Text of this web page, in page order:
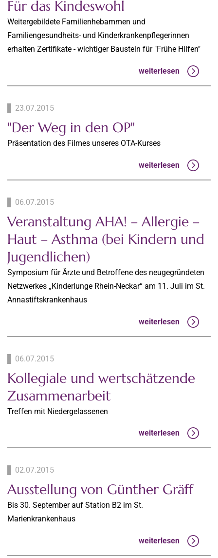
Für das Kindeswohl
Weitergebildete Familienhebammen und
Familiengesundheits- und Kinderkrankenpflegerinnen
erhalten Zertifikate - wichtiger Baustein für "Frühe Hilfen"
weiterlesen
23.07.2015
"Der Weg in den OP"
Präsentation des Filmes unseres OTA-Kurses
weiterlesen
06.07.2015
Veranstaltung AHA! – Allergie –
Haut – Asthma (bei Kindern und
Jugendlichen)
Symposium für Ärzte und Betroffene des neugegründeten
Netzwerkes „Kinderlunge Rhein-Neckar“ am 11. Juli im St.
Annastiftskrankenhaus
weiterlesen
06.07.2015
Kollegiale und wertschätzende
Zusammenarbeit
Treffen mit Niedergelassenen
weiterlesen
02.07.2015
Ausstellung von Günther Gräff
Bis 30. September auf Station B2 im St.
Marienkrankenhaus
weiterlesen